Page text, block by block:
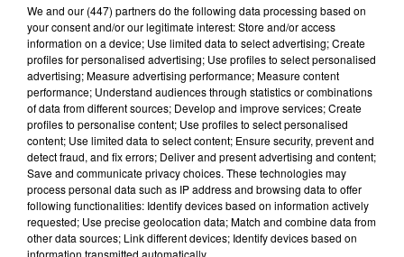
Lecture (1 min 14 sec)
100%
We and our (447) partnersdo the following data processing based on
your consent and/or our legitimate interest: Store and/or access
information on a device; Use limited data to select advertising; Create
profiles for personalised advertising; Use profiles to select personalised
advertising; Measure advertising performance; Measure content
performance; Understand audiences through statistics or combinations
of data from different sources; Develop and improve services; Create
profiles to personalise content; Use profiles to select personalised
content; Use limited data to select content; Ensure security, prevent and
detect fraud, and fix errors; Deliver and present advertising and content;
Save and communicate privacy choices. These technologies may
process personal data such as IP address and browsing data to offer
following functionalities: Identify devices based on information actively
requested; Use precise geolocation data; Match and combine data from
other data sources; Link different devices; Identify devices based on
information transmitted automatically.